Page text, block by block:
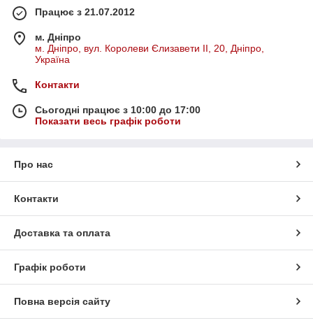
Працює з 21.07.2012
м. Дніпро
м. Дніпро, вул. Королеви Єлизавети ІІ, 20, Дніпро,
Україна
Контакти
Сьогодні працює з 10:00 до 17:00
Показати весь графік роботи
Про нас
Контакти
Доставка та оплата
Графік роботи
Повна версія сайту